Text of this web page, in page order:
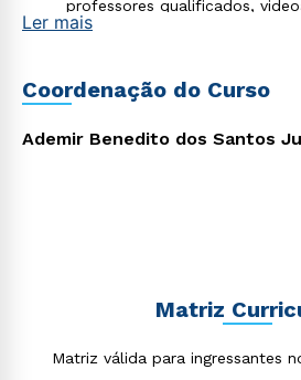
professores qualificados,
virtual;
processo de aprendizagem
Ler mais
Coordenação do Curso
Ademir Benedito dos Santos
Matriz
Matriz válida para ingressantes
Rápido e fácil